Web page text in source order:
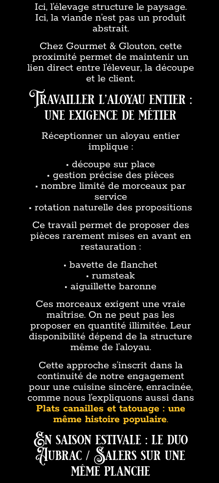
Ici, l’élevage structure le paysage.
Ici, la viande n’est pas un produit
abstrait.
Chez Gourmet & Glouton, cette
proximité permet de maintenir un
lien direct entre l’éleveur, la découpe
et le client.
Travailler l’aloyau entier :
une exigence de métier
Réceptionner un aloyau entier
implique :
• découpe sur place
• gestion précise des pièces
• nombre limité de morceaux par
service
• rotation naturelle des propositions
Ce travail permet de proposer des
pièces rarement mises en avant en
restauration :
• bavette de flanchet
• rumsteak
• aiguillette baronne
Ces morceaux exigent une vraie
maîtrise. On ne peut pas les
proposer en quantité illimitée. Leur
disponibilité dépend de la structure
même de l’aloyau.
Cette approche s’inscrit dans la
continuité de notre engagement
pour une cuisine sincère, enracinée,
comme nous l’expliquons aussi dans
Plats canailles et tatouage : une
même histoire populaire.
En saison estivale : le duo
Aubrac / Salers sur une
même planche